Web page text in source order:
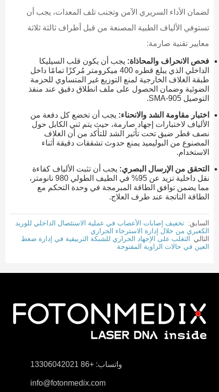
لضمان الأداء السريري الآمن وتجنب تلف المعدات، يجب أن
تستوفي الألياف الطبية المصنعة من قبل أطراف ثالثة ثلاثة
معايير تقنية صارمة:
فحص الانحراف والمحاذاة: يجب أن يكون قلب السيليكا
الداخلي الذي يبلغ قطره 400 ميكرومتر مُركزًا تمامًا داخل
طبقة الغلاف الخارجية لمنع التوزيع غير المتساوي للحزمة
الضوئية وضمان الحصول على ملف انطلاق دقيق عند منفذ
التوصيل SMA-905.
اختبار مقاومة الشد والانحناء: يجب أن تخضع كل دفعة من
الألياف لاختبارات إجهاد صارمة، حيث يتم ثني الكابل حول
نصف قطر ضيق تحت تأثير الشد للتأكد من أن الغلاف
المصنوع من البوليميد يمنع حدوث تشققات دقيقة أثناء
الاستخدام.
التحقق من الإرسال البصري: يجب أن تثبت الألياف كفاءة
نقل داخلية تزيد عن 95% في الطيف الطولي 980 نانومتر،
مما يضمن توافق الطاقة المبرمجة في وحدة التحكم مع
الطاقة الناتجة عند طرف العلاج.
السابق: تخفيف إصابات الأعصاب في عملية الاستئصال الداخلي للوريد
الكعبري من خلال إدارة الاسترخاء الحراري
التالي التغلب على الإجهاد الحراري للشبكة التربيقية في إدارة ضغط
العين في حالات الزاوية المفتوحة
واتساب: +86 13306042021
info@fotonmedix.com